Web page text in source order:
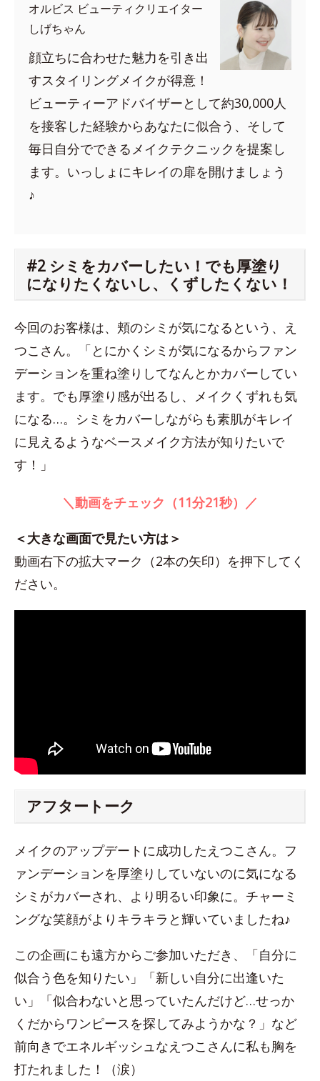
オルビス ビューティクリエイター
しげちゃん
顔立ちに合わせた魅力を引き出
すスタイリングメイクが得意！
ビューティーアドバイザーとして約30,000人
を接客した経験からあなたに似合う、そして
毎日自分でできるメイクテクニックを提案し
ます。いっしょにキレイの扉を開けましょう
♪
#2 シミをカバーしたい！でも厚塗り
になりたくないし、くずしたくない！
今回のお客様は、頬のシミが気になるという、え
つこさん。「とにかくシミが気になるからファン
デーションを重ね塗りしてなんとかカバーしてい
ます。でも厚塗り感が出るし、メイクくずれも気
になる…。シミをカバーしながらも素肌がキレイ
に見えるようなベースメイク方法が知りたいで
す！」
＼動画をチェック（11分21秒）／
＜大きな画面で見たい方は＞
動画右下の拡大マーク（2本の矢印）を押下してく
ださい。
アフタートーク
メイクのアップデートに成功したえつこさん。フ
ァンデーションを厚塗りしていないのに気になる
シミがカバーされ、より明るい印象に。チャーミ
ングな笑顔がよりキラキラと輝いていましたね♪
この企画にも遠方からご参加いただき、「自分に
似合う色を知りたい」「新しい自分に出逢いた
い」「似合わないと思っていたんだけど…せっか
くだからワンピースを探してみようかな？」など
前向きでエネルギッシュなえつこさんに私も胸を
打たれました！（涙）